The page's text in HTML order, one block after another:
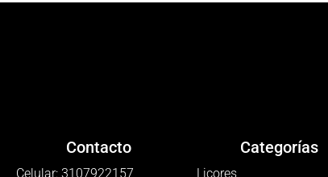
Contacto
Celular: 3107922157
Categorías
Licores